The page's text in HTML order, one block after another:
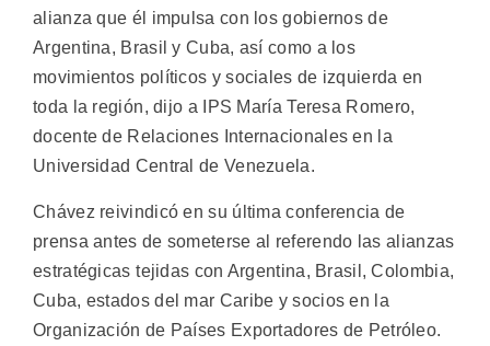
alianza que él impulsa con los gobiernos de
Argentina, Brasil y Cuba, así como a los
movimientos políticos y sociales de izquierda en
toda la región, dijo a IPS María Teresa Romero,
docente de Relaciones Internacionales en la
Universidad Central de Venezuela.
Chávez reivindicó en su última conferencia de
prensa antes de someterse al referendo las alianzas
estratégicas tejidas con Argentina, Brasil, Colombia,
Cuba, estados del mar Caribe y socios en la
Organización de Países Exportadores de Petróleo.